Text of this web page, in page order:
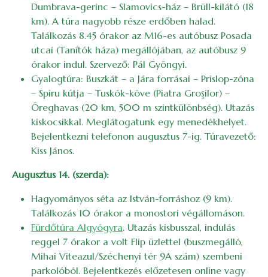
Dumbrava-gerinc – Slamovics-ház – Brüll-kilátó (18
km). A túra nagyobb része erdőben halad.
Találkozás 8.45 órakor az M16-es autóbusz Posada
utcai (Tanítók háza) megállójában, az autóbusz 9
órakor indul. Szervező: Pál Gyöngyi.
Gyalogtúra: Buszkát – a Jára forrásai – Prislop-zóna
– Spiru kútja – Tuskók-köve (Piatra Groşilor) –
Öreghavas (20 km, 500 m szintkülönbség). Utazás
kiskocsikkal. Meglátogatunk egy menedékhelyet.
Bejelentkezni telefonon augusztus 7-ig. Túravezető:
Kiss János.
Augusztus 14. (szerda):
Hagyományos séta az István-forráshoz (9 km).
Találkozás 10 órakor a monostori végállomáson.
Fürdőtúra Algyógyra. Utazás kisbusszal, indulás
reggel 7 órakor a volt Flip üzlettel (buszmegálló,
Mihai Viteazul/Széchenyi tér 9A szám) szembeni
parkolóból. Bejelentkezés előzetesen online vagy